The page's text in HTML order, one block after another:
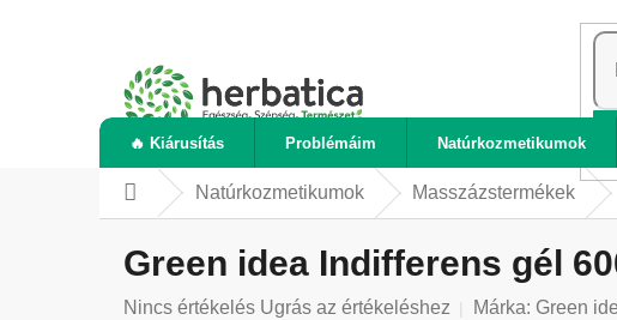
🔥 Kiárusítás Problémáim Natúrkozmetikumok
KezdőlapNatúrkozmetikumok Masszázstermékek
Green idea Indifferens gél
A
Nincs értékelés Ugrás az értékeléshez Márka: Green